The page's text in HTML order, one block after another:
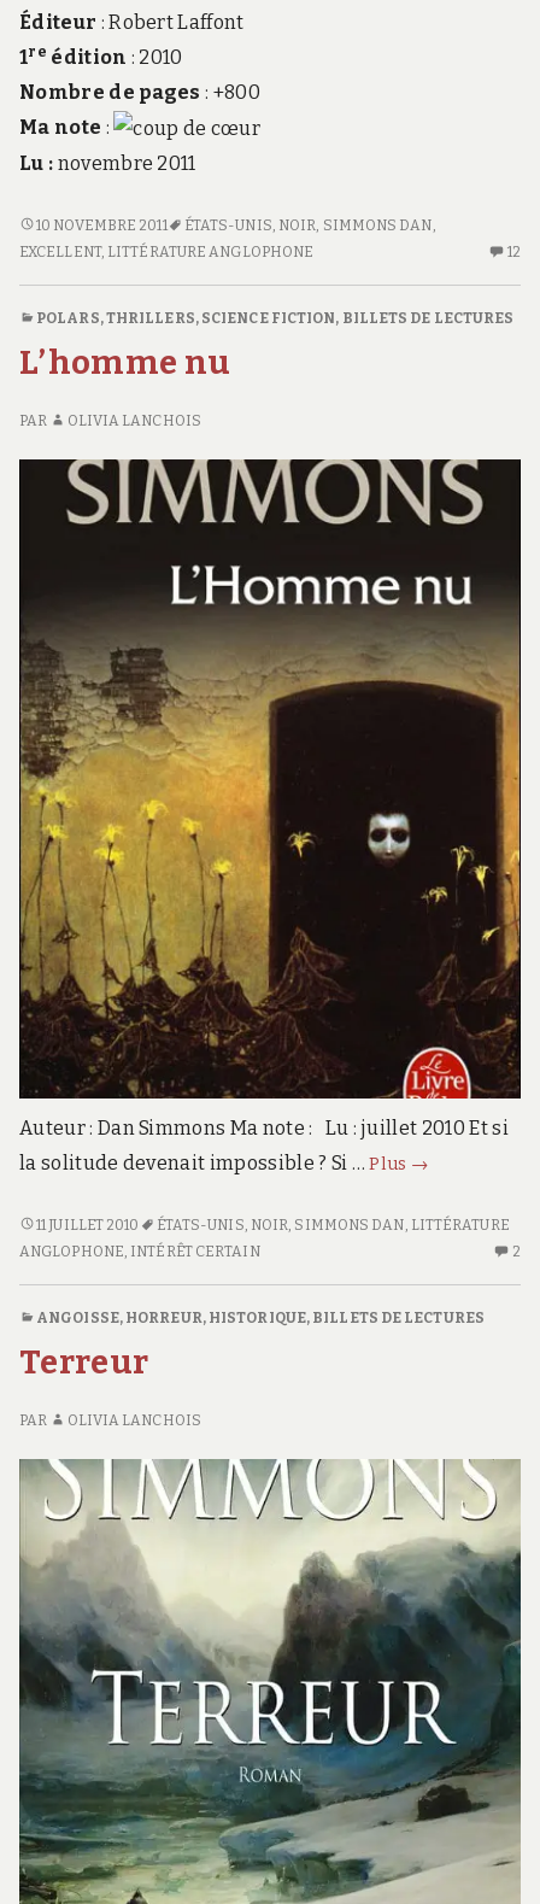
Éditeur : Robert Laffont
1re édition : 2010
Nombre de pages : +800
Ma note :
Lu : novembre 2011
DROOD
10 NOVEMBRE 2011 ÉTATS-UNIS, NOIR, SIMMONS DAN,
EXCELLENT, LITTÉRATURE ANGLOPHONE 12
POLARS, THRILLERS, SCIENCE FICTION, BILLETS DE LECTURES
L’homme nu
PAR OLIVIA LANCHOIS
Auteur : Dan Simmons Ma note : Lu : juillet 2010 Et si
la solitude devenait impossible ? Si …Plus L’homme
→
L’HOMME
NU
11 JUILLET 2010 ÉTATS-UNIS, NOIR, SIMMONS DAN, LITTÉRATURE
ANGLOPHONE, INTÉRÊT CERTAIN 2
ANGOISSE, HORREUR, HISTORIQUE, BILLETS DE LECTURES
Terreur
PAR OLIVIA LANCHOIS